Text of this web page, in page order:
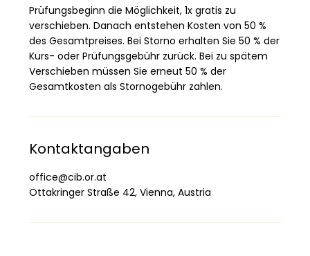
Prüfungsbeginn die Möglichkeit, 1x gratis zu
verschieben. Danach entstehen Kosten von 50 %
des Gesamtpreises. Bei Storno erhalten Sie 50 % der
Kurs- oder Prüfungsgebühr zurück. Bei zu spätem
Verschieben müssen Sie erneut 50 % der
Gesamtkosten als Stornogebühr zahlen.
Kontaktangaben
office@cib.or.at
Ottakringer Straße 42, Vienna, Austria